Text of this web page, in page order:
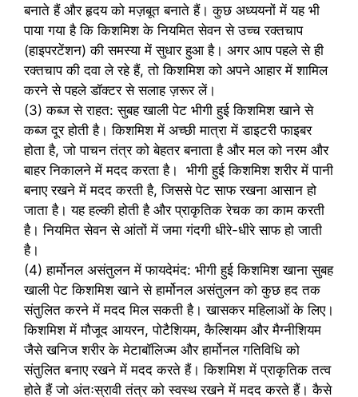
बनाते हैं और हृदय को मज़बूत बनाते हैं। कुछ अध्ययनों में यह भी
पाया गया है कि किशमिश के नियमित सेवन से उच्च रक्तचाप
(हाइपरटेंशन) की समस्या में सुधार हुआ है। अगर आप पहले से ही
रक्तचाप की दवा ले रहे हैं, तो किशमिश को अपने आहार में शामिल
करने से पहले डॉक्टर से सलाह ज़रूर लें।
(3) कब्ज से राहत: सुबह खाली पेट भीगी हुई किशमिश खाने से
कब्ज दूर होती है। किशमिश में अच्छी मात्रा में डाइटरी फाइबर
होता है, जो पाचन तंत्र को बेहतर बनाता है और मल को नरम और
बाहर निकालने में मदद करता है। भीगी हुई किशमिश शरीर में पानी
बनाए रखने में मदद करती है, जिससे पेट साफ रखना आसान हो
जाता है। यह हल्की होती है और प्राकृतिक रेचक का काम करती
है। नियमित सेवन से आंतों में जमा गंदगी धीरे-धीरे साफ हो जाती
है।
(4) हार्मोनल असंतुलन में फायदेमंद: भीगी हुई किशमिश खाना सुबह
खाली पेट किशमिश खाने से हार्मोनल असंतुलन को कुछ हद तक
संतुलित करने में मदद मिल सकती है। खासकर महिलाओं के लिए।
किशमिश में मौजूद आयरन, पोटैशियम, कैल्शियम और मैग्नीशियम
जैसे खनिज शरीर के मेटाबॉलिज्म और हार्मोनल गतिविधि को
संतुलित बनाए रखने में मदद करते हैं। किशमिश में प्राकृतिक तत्व
होते हैं जो अंतःस्रावी तंत्र को स्वस्थ रखने में मदद करते हैं। कैसे